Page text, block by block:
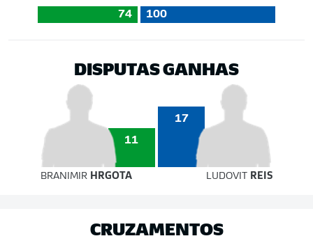
74 100
DISPUTAS GANHAS
11
17
BRANIMIR HRGOTA LUDOVIT REIS
CRUZAMENTOS